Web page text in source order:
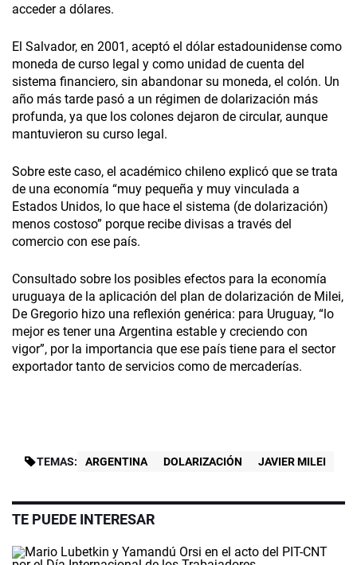
acceder a dólares.
El Salvador, en 2001, aceptó el dólar estadounidense como
moneda de curso legal y como unidad de cuenta del
sistema financiero, sin abandonar su moneda, el colón. Un
año más tarde pasó a un régimen de dolarización más
profunda, ya que los colones dejaron de circular, aunque
mantuvieron su curso legal.
Sobre este caso, el académico chileno explicó que se trata
de una economía “muy pequeña y muy vinculada a
Estados Unidos, lo que hace el sistema (de dolarización)
menos costoso” porque recibe divisas a través del
comercio con ese país.
Consultado sobre los posibles efectos para la economía
uruguaya de la aplicación del plan de dolarización de Milei,
De Gregorio hizo una reflexión genérica: para Uruguay, “lo
mejor es tener una Argentina estable y creciendo con
vigor”, por la importancia que ese país tiene para el sector
exportador tanto de servicios como de mercaderías.
TEMAS: ARGENTINA DOLARIZACIÓN JAVIER MILEI
TE PUEDE INTERESAR